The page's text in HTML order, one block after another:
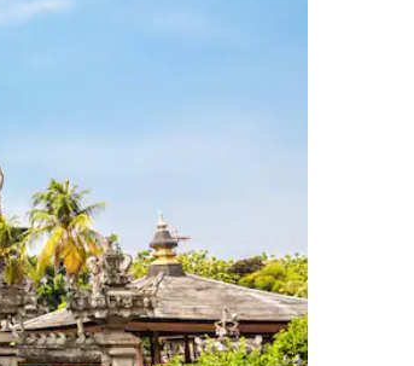
или навигирайте с докосване или плъзгане.